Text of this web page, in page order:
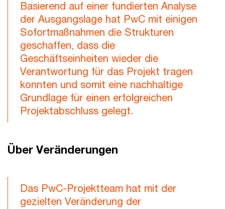
Basierend auf einer fundierten Analyse
der Ausgangslage hat PwC mit einigen
Sofortmaßnahmen die Strukturen
geschaffen, dass die
Geschäftseinheiten wieder die
Verantwortung für das Projekt tragen
konnten und somit eine nachhaltige
Grundlage für einen erfolgreichen
Projektabschluss gelegt.
Über Veränderungen
Das PwC-Projektteam hat mit der
gezielten Veränderung der